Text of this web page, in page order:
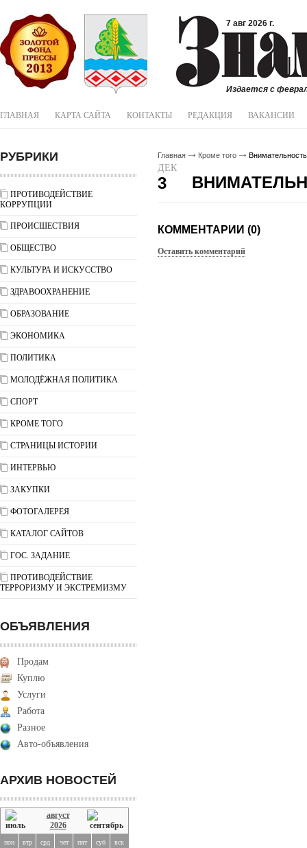
7 авг 2026 г.
Издается с
ГЛАВНАЯ КАРТА САЙТА КОНТАКТЫ РЕДАКЦИЯ ВАКАНСИИ
РУБРИКИ
ПРОТИВОДЕЙСТВИЕ
КОРРУПЦИИ
ПРОИСШЕСТВИЯ
ОБЩЕСТВО
КУЛЬТУРА И ИСКУССТВО
ЗДРАВООХРАНЕНИЕ
ОБРАЗОВАНИЕ
ЭКОНОМИКА
ПОЛИТИКА
МОЛОДЁЖНАЯ ПОЛИТИКА
СПОРТ
КРОМЕ ТОГО
СТРАНИЦЫ ИСТОРИИ
ИНТЕРВЬЮ
ЗАКУПКИ
ФОТОГАЛЕРЕЯ
КАТАЛОГ САЙТОВ
ГОС. ЗАДАНИЕ
ПРОТИВОДЕЙСТВИЕ
ТЕРРОРИЗМУ И ЭКСТРЕМИЗМУ
ОБЪЯВЛЕНИЯ
Продам
Куплю
Услуги
Работа
Разное
Авто-объявления
АРХИВ НОВОСТЕЙ
август
2026
пон втр срд чет пят суб вск
Главная Кроме того
ДЕК
3
КОММЕНТАРИИ (0)
Оставить комментарий